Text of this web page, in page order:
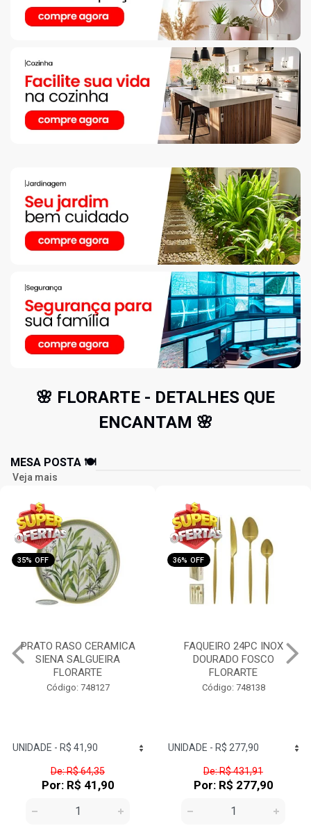
🌸 FLORARTE - DETALHES QUE
ENCANTAM 🌸
MESA POSTA 🍽️
Veja mais
35% OFF
PRATO RASO CERAMICA
SIENA SALGUEIRA
FLORARTE
Código: 748127
De: R$ 64,35
Por: R$ 41,90
36% OFF
FAQUEIRO 24PC INOX
DOURADO FOSCO
FLORARTE
Código: 748138
De: R$ 431,91
Por: R$ 277,90